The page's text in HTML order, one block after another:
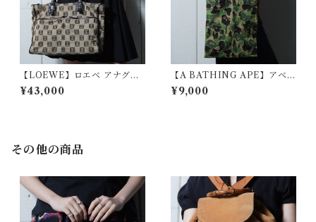
【LOEWE】ロエベ アナグラ
ムロゴ総柄レザー・キャンバ
ストートバッグ black＆beige
¥43,000
【A BATHING APE】アベイ
シングエイプ Y2K カモフラー
ジュ柄トートバッグ green &
¥9,000
その他の商品